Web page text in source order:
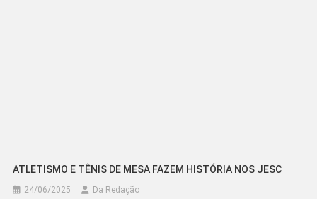
ATLETISMO E TÊNIS DE MESA FAZEM HISTÓRIA NOS JESC
24/06/2025 Da Redação